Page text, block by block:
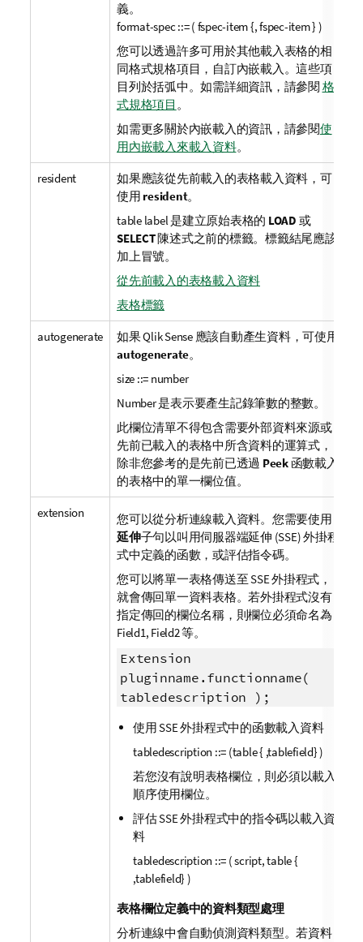
義。
format-spec ::= ( fspec-item {, fspec-item } )
您可以透過許多可用於其他載入表格的相
同格式規格項目，自訂內嵌載入。這些項
目列於括弧中。如需詳細資訊，請參閱 格
式規格項目 。
如需更多關於內嵌載入的資訊，請參閱使
用內嵌載入來載入資料。
resident
如果應該從先前載入的表格載入資料，可
使用 resident。
table label是建立原始表格的 LOAD 或
SELECT陳述式之前的標籤。標籤結尾應該
加上冒號。
從先前載入的表格載入資料
表格標籤
autogenerate 如果Qlik Sense應該自動產生資料，可使用
autogenerate。
size ::= number
Number是表示要產生記錄筆數的整數。
此欄位清單不得包含需要外部資料來源或
先前已載入的表格中所含資料的運算式，
除非您參考的是先前已透過 Peek函數載入
的表格中的單一欄位值。
extension
您可以從分析連線載入資料。您需要使用
延伸子句以叫用伺服器端延伸 (SSE) 外掛程
式中定義的函數，或評估指令碼。
您可以將單一表格傳送至 SSE 外掛程式，
就會傳回單一資料表格。若外掛程式沒有
指定傳回的欄位名稱，則欄位必須命名為
Field1, Field2等。
Extension
pluginname.functionname(
tabledescription );
使用 SSE 外掛程式中的函數載入資料
tabledescription ::= (table { ,tablefield} )
若您沒有說明表格欄位，則必須以載入
順序使用欄位。
評估 SSE 外掛程式中的指令碼以載入資
料
tabledescription ::= ( script, table {
,tablefield} )
表格欄位定義中的資料類型處理
分析連線中會自動偵測資料類型。若資料